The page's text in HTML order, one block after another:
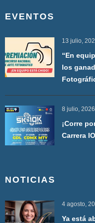
EVENTOS
13 julio,
“En
los
8 julio, 2026
¡Corre
Carrera
NOTICIAS
4 agosto,
Ya está